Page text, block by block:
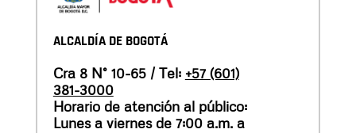
ALCALDÍA DE BOGOTÁ
Cra 8 N° 10-65 / Tel: +57 (601)
381-3000
Horario de atención al público:
Lunes a viernes de 7:00 a.m. a